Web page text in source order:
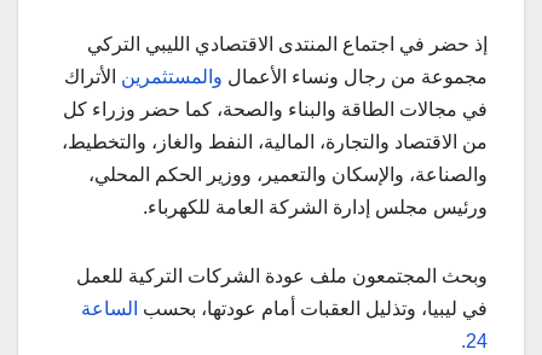
إذ حضر في اجتماع المنتدى الاقتصادي الليبي التركي
مجموعة من رجال ونساء الأعمال والمستثمرين الأتراك
في مجالات الطاقة والبناء والصحة، كما حضر وزراء كل
من الاقتصاد والتجارة، المالية، النفط والغاز، والتخطيط،
والصناعة، والإسكان والتعمير، ووزير الحكم المحلي،
ورئيس مجلس إدارة الشركة العامة للكهرباء.
وبحث المجتمعون ملف عودة الشركات التركية للعمل
في ليبيا، وتذليل العقبات أمام عودتها، بحسب الساعة
24.